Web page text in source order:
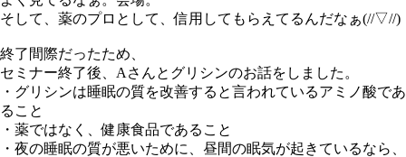
そして、薬のプロとして、信用してもらえてるんだなぁ(//▽//)
終了間際だったため、
セミナー終了後、Aさんとグリシンのお話をしました。
・グリシンは睡眠の質を改善すると言われているアミノ酸であ
ること
・薬ではなく、健康食品であること
・夜の睡眠の質が悪いために、昼間の眠気が起きているなら、